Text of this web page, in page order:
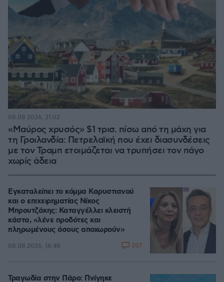
«Μαύρος χρυσός» $1 τρισ. πίσω από τη μάχη για
τη Γροιλανδία: Πετρελαϊκή που έχει διασυνδέσεις
με τον Τραμπ ετοιμάζεται να τρυπήσει τον πάγο
χωρίς άδεια
08.08.2026, 21:02
Εγκαταλείπει το κόμμα Καρυστιανού
και ο επιχειρηματίας Νίκος
Μπρουτζάκης: Καταγγέλλει κλειστή
κάστα, «λένε προδότες και
πληρωμένους όσους αποχωρούν»
08.08.2026, 18:48 207
Τραγωδία στην Πάρο: Πνίγηκε